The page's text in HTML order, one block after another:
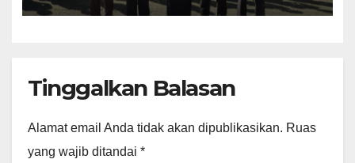
Tinggalkan Balasan
Alamat email Anda tidak akan dipublikasikan. Ruas
yang wajib ditandai *